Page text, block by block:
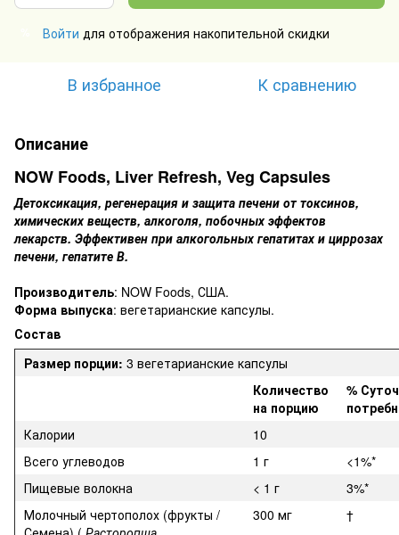
Войти для отображения накопительной скидки
В избранное К сравнению
Описание
NOW Foods, Liver Refresh, Veg Capsules
Детоксикация, регенерация и защита печени от токсинов,
химических веществ, алкоголя, побочных эффектов
лекарств. Эффективен при алкогольных гепатитах и циррозах
печени, гепатите В.
Производитель: NOW Foods, США.
Форма выпуска: вегетарианские капсулы.
Состав
Размер порции: 3 вегетарианские капсулы
Количество
на порцию
%
Калории
10
Всего углеводов
1 г
<1%*
Пищевые волокна
< 1 г
3%*
Молочный чертополох (фрукты /
300 мг †